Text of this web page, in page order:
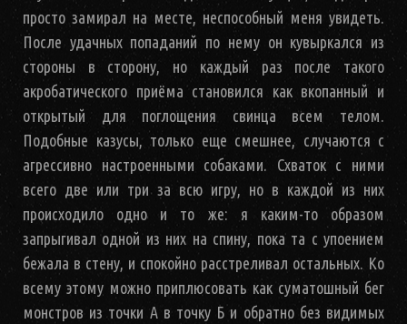
просто замирал на месте, неспособный меня увидеть.
После удачных попаданий по нему он кувыркался из
стороны в сторону, но каждый раз после такого
акробатического приёма становился как вкопанный и
открытый для поглощения свинца всем телом.
Подобные казусы, только еще смешнее, случаются с
агрессивно настроенными собаками. Схваток с ними
всего две или три за всю игру, но в каждой из них
происходило одно и то же: я каким-то образом
запрыгивал одной из них на спину, пока та с упоением
бежала в стену, и спокойно расстреливал остальных. Ко
всему этому можно приплюсовать как суматошный бег
монстров из точки А в точку Б и обратно без видимых